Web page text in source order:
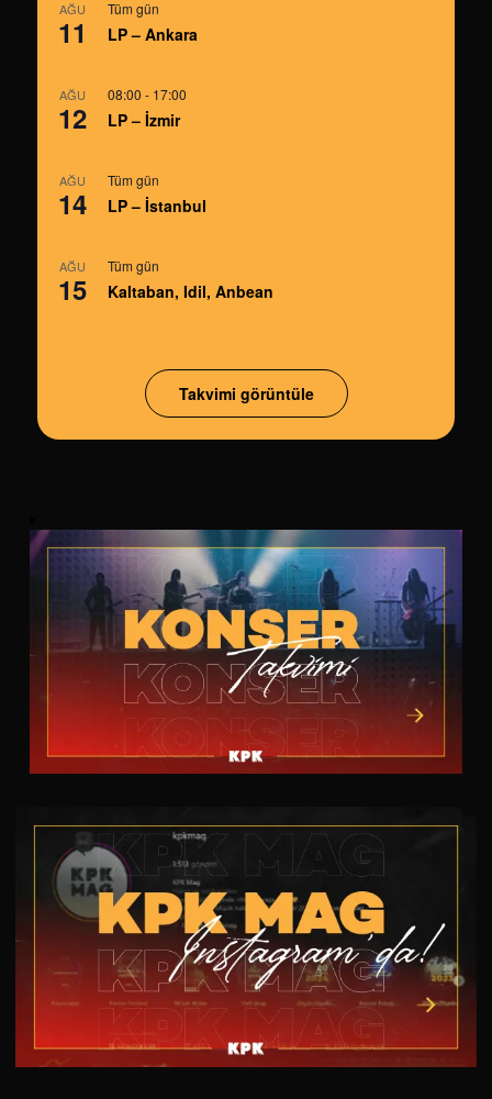
AĞU
11
Tüm gün
LP – Ankara
AĞU
12
08:00 - 17:00
LP – İzmir
AĞU
14
Tüm gün
LP – İstanbul
AĞU
15
Tüm gün
Kaltaban, Idil, Anbean
Takvimi görüntüle